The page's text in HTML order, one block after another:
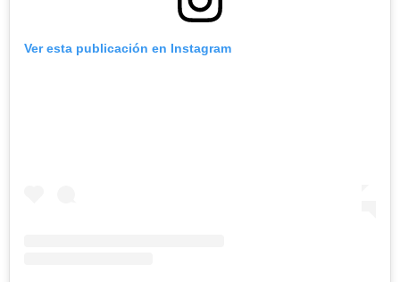
Ver esta publicación en Instagram